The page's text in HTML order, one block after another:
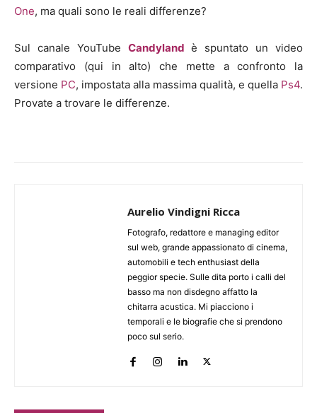
One, ma quali sono le reali differenze?
Sul canale YouTube Candyland è spuntato un video
comparativo (qui in alto) che mette a confronto la
versione PC, impostata alla massima qualità, e quella Ps4.
Provate a trovare le differenze.
Aurelio Vindigni Ricca
Fotografo, redattore e managing editor
sul web, grande appassionato di cinema,
automobili e tech enthusiast della
peggior specie. Sulle dita porto i calli del
basso ma non disdegno affatto la
chitarra acustica. Mi piacciono i
temporali e le biografie che si prendono
poco sul serio.